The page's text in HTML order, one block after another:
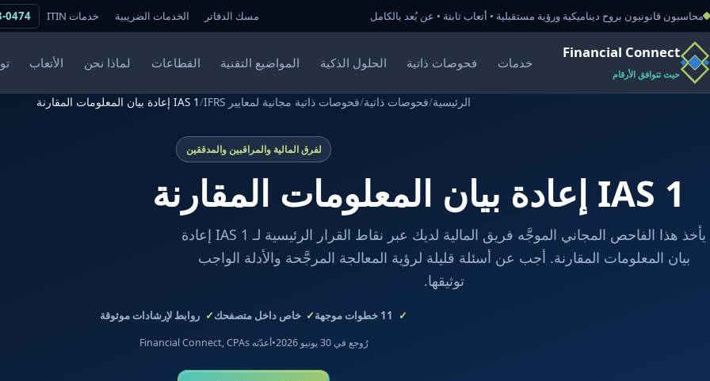
محاسبون قانونيون بروح ديناميكية ورؤية مستقبلية • أتعاب ثابتة • عن بُعد بالكامل مسك الدفاتر الخدمات الضريبية خدمات ITIN 0474
Financial Connect
حيث تتوافق الأرقام
خدمات فحوصات ذاتية الحلول الذكية المواضيع التقنية القطاعات لماذا نحن الأتعاب
الرئيسية/فحوصات ذاتية/فحوصات ذاتية مجانية لمعايير IFRS /IAS 1 إعادة بيان المعلومات المقارنة
لفرق المالية والمراقبين والمدققين
IAS 1 إعادة بيان المعلومات المقارنة
يأخذ هذا الفاحص المجاني الموجَّه فريق المالية لديك عبر نقاط القرار الرئيسية لـ IAS 1 إعادة
بيان المعلومات المقارنة. أجب عن أسئلة قليلة لرؤية المعالجة المرجَّحة والأدلة الواجب
توثيقها.
11 خطوات موجهة خاص داخل متصفحك روابط لإرشادات موثوقة
رُوجع في 30 يونيو 2026 •أعدّته Financial Connect, CPAs